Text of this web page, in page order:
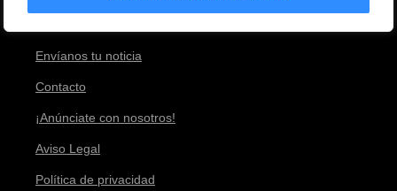
Envíanos tu noticia
Contacto
¡Anúnciate con nosotros!
Aviso Legal
Política de privacidad